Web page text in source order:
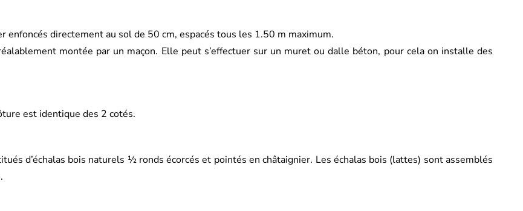
enfoncés directement au sol de 50 cm, espacés tous les 1.50 m maximum.
montée par un maçon. Elle peut s’effectuer sur un muret ou dalle béton, pour cela on installe des
est identique des 2 cotés.
d’échalas bois naturels ½ ronds écorcés et pointés en châtaignier. Les échalas bois (lattes) sont assemblés